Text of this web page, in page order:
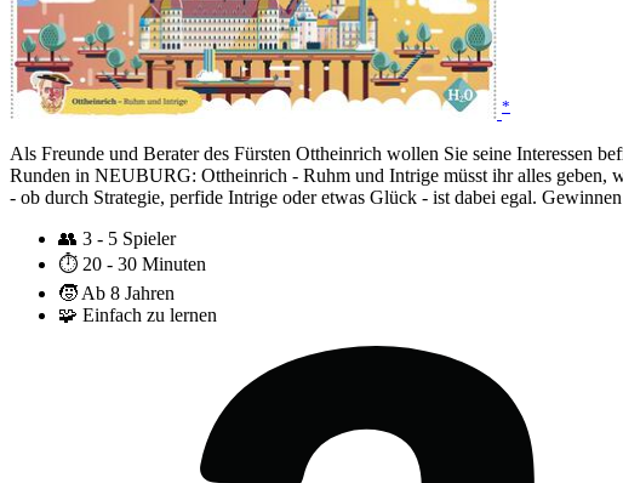
*
Als Freunde und Berater des Fürsten Ottheinrich wollen Sie seine Interessen
Runden in NEUBURG: Ottheinrich - Ruhm und Intrige müsst ihr alles geben,
- ob durch Strategie, perfide Intrige oder etwas Glück - ist dabei egal.
👥 3 - 5 Spieler
⏱️ 20 - 30 Minuten
🧒 Ab 8 Jahren
🧩 Einfach zu lernen